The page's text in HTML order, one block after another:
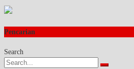
Pencarian
Search